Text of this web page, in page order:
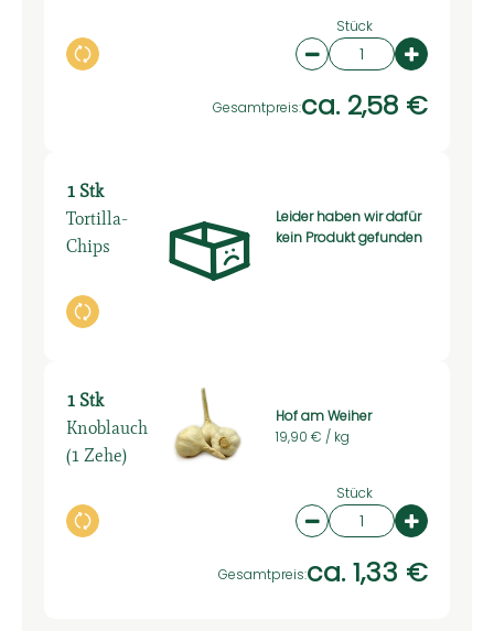
Auswahl ändern
Stück
Artikelanzahl
Gesamtpreis:ca. 2,58 €
1 Stk
Tortilla-
Chips
Auswahl ändern
Leider haben wir dafür
kein Produkt gefunden
1 Stk
Knoblauch
(1 Zehe)
Auswahl ändern
Hof am Weiher
19,90 € / kg
Stück
Artikelanzahl
Gesamtpreis:ca. 1,33 €